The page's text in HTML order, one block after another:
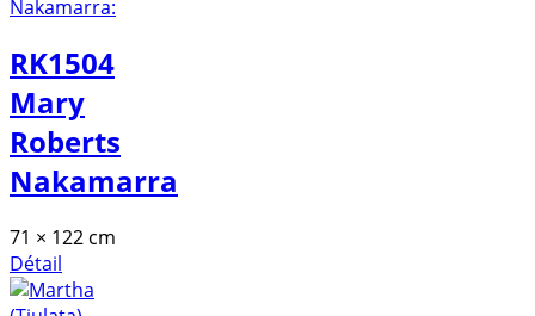
RK1504
Mary
Roberts
Nakamarra
71 × 122 cm
Détail